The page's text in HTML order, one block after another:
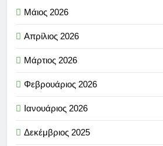
Μάιος 2026
Απρίλιος 2026
Μάρτιος 2026
Φεβρουάριος 2026
Ιανουάριος 2026
Δεκέμβριος 2025